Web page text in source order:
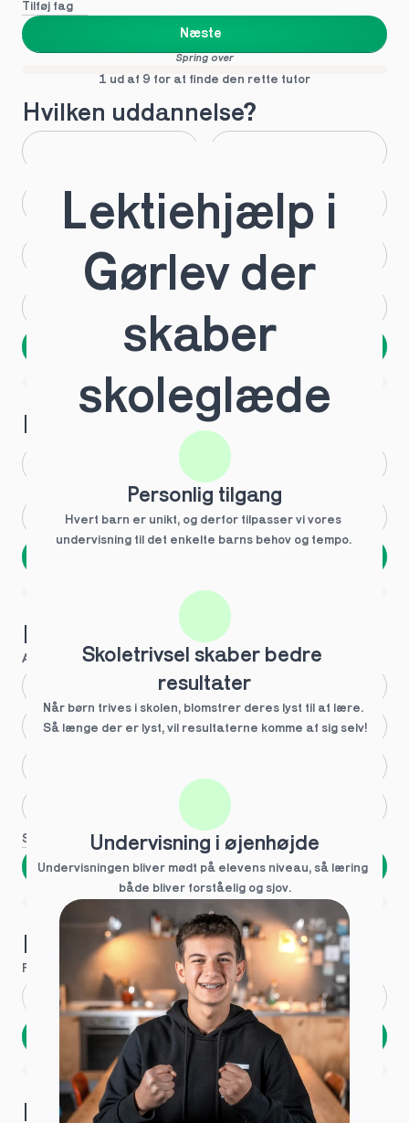
Tilføj fag
Næste
Spring over
1 ud af 9 for at finde den rette tutor
Hvilken uddannelse?
HTX HF
IB
Næste
1 ud af 9 for at finde den rette tutor
Hvilken årgang?
2.g Andet
1 ud af 9 for at finde den rette tutor
Hvilke behov?
Anbefalet til dig
Større skoleglæde
Se flere
Næste
Spring over
1 ud af 9 for at finde den rette tutor
Hvad hedder du?
Fornavn Efternavn
Næste
Opbevares sikkert - oplysninger deles aldrig
1 ud af 9 for at finde den rette tutor
Hvordan kontakter vi dig?
Lektiehjælp i
Gørlev der
skaber
skoleglæde
Personlig tilgang
Hvert barn er unikt, og derfor tilpasser vi vores
undervisning til det enkelte barns behov og tempo.
Skoletrivsel skaber bedre
resultater
Når børn trives i skolen, blomstrer deres lyst til at lære.
Så længe der er lyst, vil resultaterne komme af sig selv!
Undervisning i øjenhøjde
Undervisningen bliver mødt på elevens niveau, så læring
både bliver forståelig og sjov.